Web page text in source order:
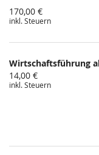
170,00 €
inkl. Steuern
Wirtschaftsführung
14,00 €
inkl. Steuern